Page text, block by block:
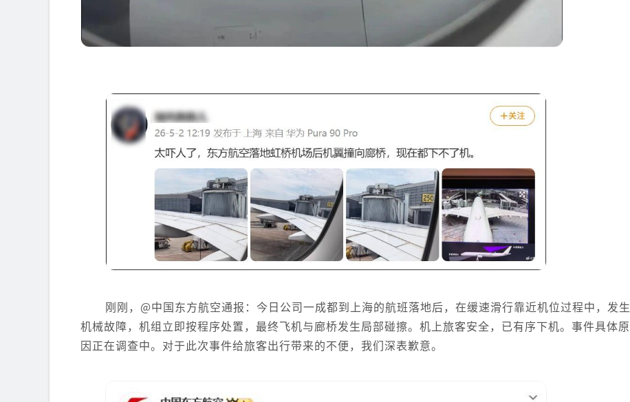
刚刚，@中国东方航空通报：今日公司一成都到上海的航班落地后，在缓速滑行靠近机位过程中，发生
机械故障，机组立即按程序处置，最终飞机与廊桥发生局部碰擦。机上旅客安全，已有序下机。事件具体原
因正在调查中。对于此次事件给旅客出行带来的不便，我们深表歉意。